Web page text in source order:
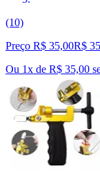
(10)
Preço R$ 35,00R$ 35
Ou 1x de R$ 35,00